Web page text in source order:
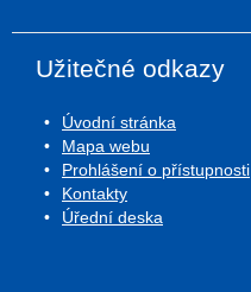
Užitečné odkazy
Úvodní stránka
Mapa webu
Prohlášení o přístupnosti
Kontakty
Úřední deska